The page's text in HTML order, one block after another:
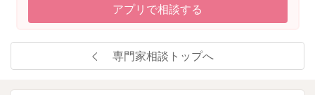
アプリで相談する
専門家相談トップへ